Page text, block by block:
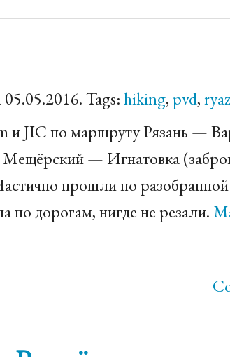
Tags:hiking, pvd,
иJICпо маршруту Рязань —
— Игнатовка
прошли по
по дорогам, нигде не резали.